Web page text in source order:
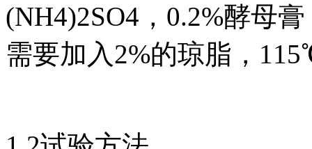
(NH4)2SO4，0.2%酵母
需要加入2%的琼脂，